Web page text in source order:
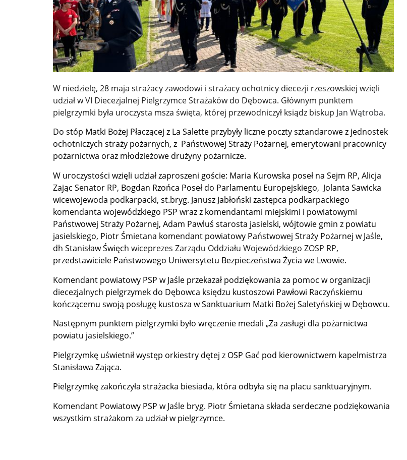
W niedzielę, 28 maja strażacy zawodowi i strażacy ochotnicy diecezji rzeszowskiej wzięli
udział w VI Diecezjalnej Pielgrzymce Strażaków do Dębowca. Głównym punktem
pielgrzymki była uroczysta msza święta, której przewodniczył ksiądz biskup Jan Wątroba.
Do stóp Matki Bożej Płaczącej z La Salette przybyły liczne poczty sztandarowe z jednostek
ochotniczych straży pożarnych, z Państwowej Straży Pożarnej, emerytowani pracownicy
pożarnictwa oraz młodzieżowe drużyny pożarnicze.
W uroczystości wzięli udział zaproszeni goście: Maria Kurowska poseł na Sejm RP, Alicja
Zając Senator RP, Bogdan Rzońca Poseł do Parlamentu Europejskiego, Jolanta Sawicka
wicewojewoda podkarpacki, st.bryg. Janusz Jabłoński zastępca podkarpackiego
komendanta wojewódzkiego PSP wraz z komendantami miejskimi i powiatowymi
Państwowej Straży Pożarnej, Adam Pawluś starosta jasielski, wójtowie gmin z powiatu
jasielskiego, Piotr Śmietana komendant powiatowy Państwowej Straży Pożarnej w Jaśle,
dh Stanisław Święchwiceprezes Zarządu Oddziału Wojewódzkiego ZOSP RP,
przedstawiciele Państwowego Uniwersytetu Bezpieczeństwa Życia we Lwowie.
Komendant powiatowy PSP w Jaśle przekazał podziękowania za pomoc w organizacji
diecezjalnych pielgrzymek do Dębowca księdzu kustoszowi Pawłowi Raczyńskiemu
kończącemu swoją posługę kustosza w Sanktuarium Matki Bożej Saletyńskiej w Dębowcu.
Następnym punktem pielgrzymki było wręczenie medali „Za zasługi dla pożarnictwa
powiatu jasielskiego.”
Pielgrzymkę uświetnił występ orkiestry dętej z OSP Gać pod kierownictwem kapelmistrza
Stanisława Zająca.
Pielgrzymkę zakończyła strażacka biesiada, która odbyła się na placu sanktuaryjnym.
Komendant Powiatowy PSP w Jaśle bryg. Piotr Śmietana składa serdeczne podziękowania
wszystkim strażakom za udział w pielgrzymce.